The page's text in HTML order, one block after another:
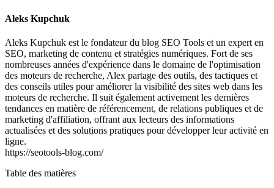
Aleks Kupchuk
Aleks Kupchuk est le fondateur du blog SEO Tools et un expert en
SEO, marketing de contenu et stratégies numériques. Fort de ses
nombreuses années d'expérience dans le domaine de l'optimisation
des moteurs de recherche, Alex partage des outils, des tactiques et
des conseils utiles pour améliorer la visibilité des sites web dans les
moteurs de recherche. Il suit également activement les dernières
tendances en matière de référencement, de relations publiques et de
marketing d'affiliation, offrant aux lecteurs des informations
actualisées et des solutions pratiques pour développer leur activité en
ligne.
https://seotools-blog.com/
Table des matières